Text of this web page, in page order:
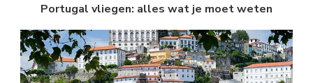
Portugal vliegen: alles wat je moet weten